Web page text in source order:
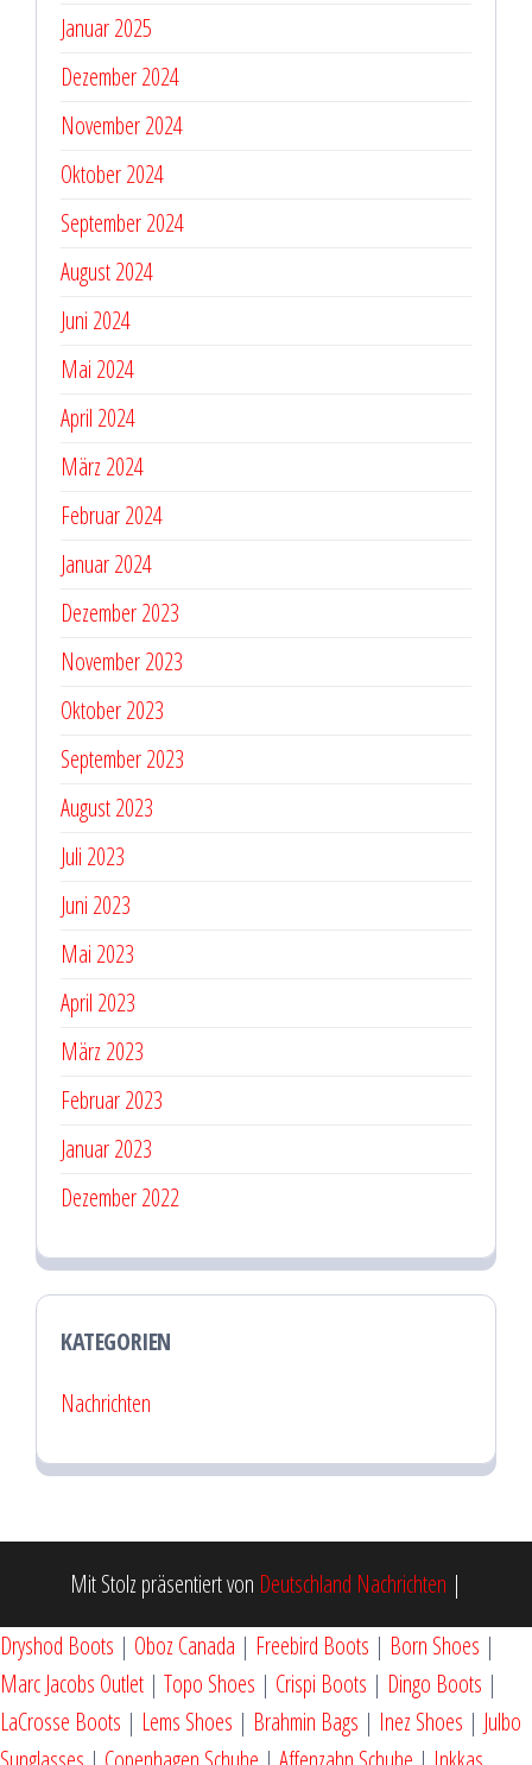
Januar 2025
Dezember 2024
November 2024
Oktober 2024
September 2024
August 2024
Juni 2024
Mai 2024
April 2024
März 2024
Februar 2024
Januar 2024
Dezember 2023
November 2023
Oktober 2023
September 2023
August 2023
Juli 2023
Juni 2023
Mai 2023
April 2023
März 2023
Februar 2023
Januar 2023
Dezember 2022
KATEGORIEN
Nachrichten
Mit Stolz präsentiert von Deutschland Nachrichten |
Dryshod Boots | Oboz Canada | Freebird Boots | Born Shoes |
Marc Jacobs Outlet | Topo Shoes | Crispi Boots | Dingo Boots |
LaCrosse Boots | Lems Shoes | Brahmin Bags | Inez Shoes | Julbo